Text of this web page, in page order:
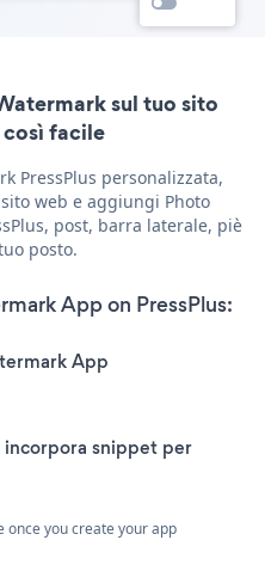
sul tuo sito
così facile
PressPlus personalizzata,
web e aggiungi Photo
post, barra laterale, piè
posto.
App on PressPlus:
App
snippet per
once you create your app